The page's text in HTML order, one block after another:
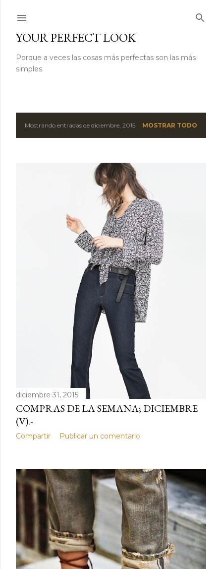
YOUR PERFECT LOOK
Porque a veces las cosas más perfectas son las más
simples.
EMostrando entradas de diciembre, 2015 MOSTRAR TODO
diciembre 31, 2015
COMPRAS DE LA SEMANA; DICIEMBRE
(V).-
Compartir Publicar un comentario